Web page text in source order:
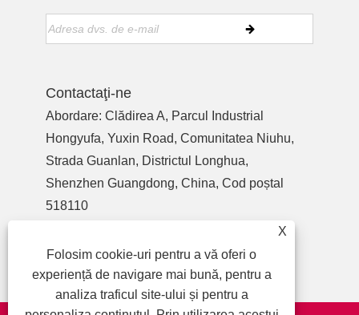
Contactaţi-ne
Abordare: Clădirea A, Parcul Industrial
Hongyufa, Yuxin Road, Comunitatea Niuhu,
Strada Guanlan, Districtul Longhua,
Shenzhen Guangdong, China, Cod poștal
518110
Telefon:+86-13713718026
E-mail:wzl@szydr.com
X
Folosim cookie-uri pentru a vă oferi o
experiență de navigare mai bună, pentru a
analiza traficul site-ului și pentru a